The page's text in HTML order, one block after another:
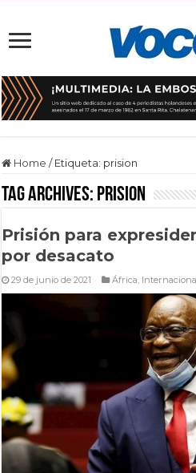
Home / Etiqueta: prision
Tag Archives: prision
Prisión para
por desacato
29 de junio de 2021 África,